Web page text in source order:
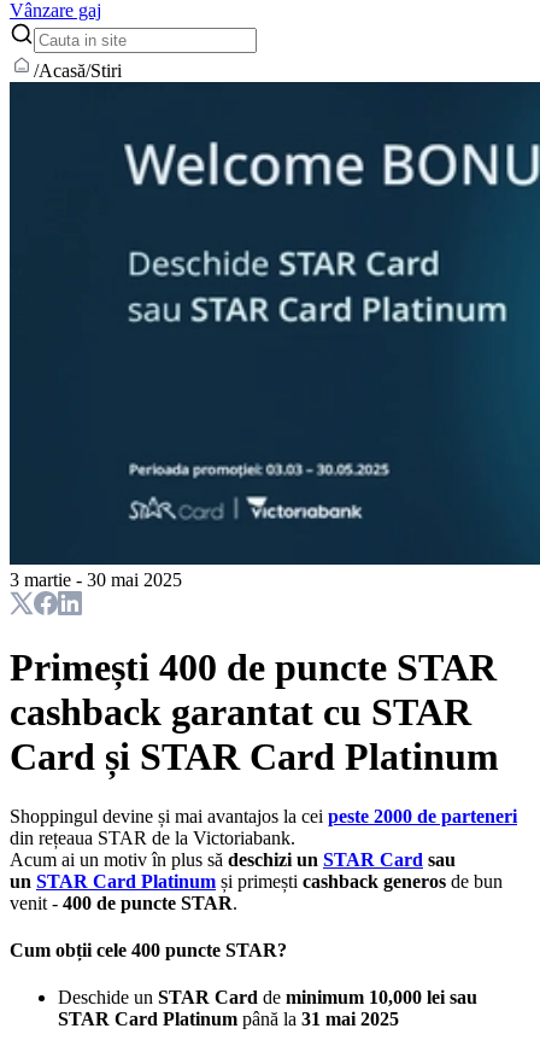
Vânzare gaj
/Acasă/Stiri
3 martie - 30 mai 2025
Primești 400 de puncte STAR
cashback garantat cu STAR
Card și STAR Card Platinum
Shoppingul devine și mai avantajos la cei peste 2000 de parteneri
din rețeaua STAR de la Victoriabank.
Acum ai un motiv în plus să deschizi un STAR Card sau
un STAR Card Platinum și primești cashback generos de bun
venit - 400 de puncte STAR.
Cum obții cele 400 puncte STAR?
Deschide un STAR Card de minimum 10,000 lei sau
STAR Card Platinum până la 31 mai 2025